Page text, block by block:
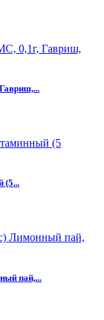
(5...
пай,...